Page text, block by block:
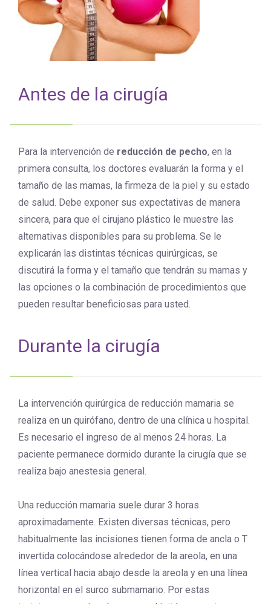
Antes de la cirugía
Para la intervención de reducción de pecho, en la
primera consulta, los doctores evaluarán la forma y el
tamaño de las mamas, la firmeza de la piel y su estado
de salud. Debe exponer sus expectativas de manera
sincera, para que el cirujano plástico le muestre las
alternativas disponibles para su problema. Se le
explicarán las distintas técnicas quirúrgicas, se
discutirá la forma y el tamaño que tendrán su mamas y
las opciones o la combinación de procedimientos que
pueden resultar beneficiosas para usted.
Durante la cirugía
La intervención quirúrgica de reducción mamaria se
realiza en un quirófano, dentro de una clínica u hospital.
Es necesario el ingreso de al menos 24 horas. La
paciente permanece dormido durante la cirugía que se
realiza bajo anestesia general.
Una reducción mamaria suele durar 3 horas
aproximadamente. Existen diversas técnicas, pero
habitualmente las incisiones tienen forma de ancla o T
invertida colocándose alrededor de la areola, en una
línea vertical hacia abajo desde la areola y en una línea
horizontal en el surco submamario. Por estas